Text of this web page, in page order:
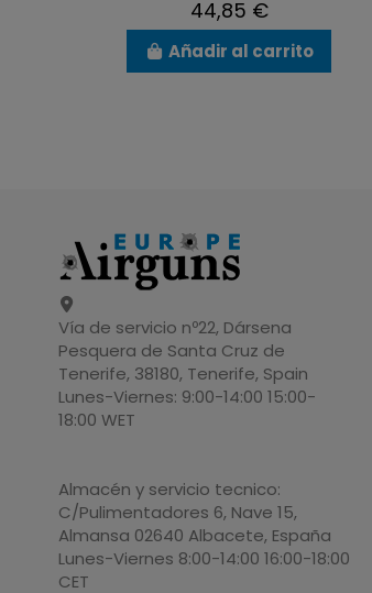
44,85 €
Añadir al carrito
Vía de servicio nº22, Dársena
Pesquera de Santa Cruz de
Tenerife, 38180, Tenerife, Spain
Lunes-Viernes: 9:00-14:00 15:00-
18:00 WET
Almacén y servicio tecnico:
C/Pulimentadores 6, Nave 15,
Almansa 02640 Albacete, España
Lunes-Viernes 8:00-14:00 16:00-18:00
CET